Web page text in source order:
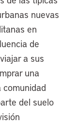
nuevas
en
de
a sus
una
del suelo